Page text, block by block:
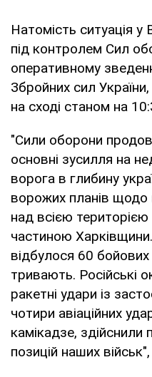
Натомість ситуація
під контролем Сил
оперативному
Збройних сил
на сході станом на
"Сили оборони
основні зусилля на
ворога в глибину
ворожих планів
над всією
частиною
відбулося 60
тривають. Російські
ракетні удари із
чотири авіаційних
камікадзе, здійснили
позицій наших